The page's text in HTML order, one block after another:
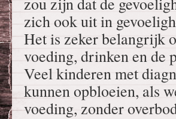
zich ook uit in
Het is zeker belangrijk
voeding, drinken en de
Veel kinderen met
kunnen opbloeien, als
voeding, zonder